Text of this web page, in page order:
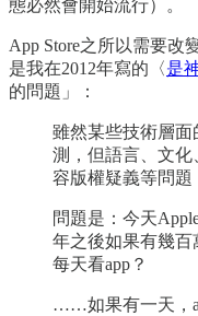
態必然會開始流行）。
App Store之所以需要改
是我在2012年寫的〈是
的問題」：
雖然某些技術層
測，但語言、文
容版權疑義等問題
問題是：今天
年之後如果有幾百
每天看app？
……如果有一天，